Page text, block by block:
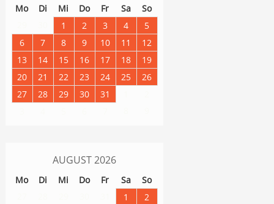
Mo Di Mi Do Fr Sa
So
1 2 3 4
5
6
7 8 9 10 11
12
13
14 15 16 17 18
19
20
21 22 23 24 25
26
27
28 29 30 31
AUGUST2026
Mo Di Mi Do Fr Sa
So
1
2